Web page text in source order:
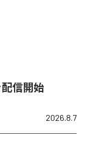
配信開始
2026.8.7